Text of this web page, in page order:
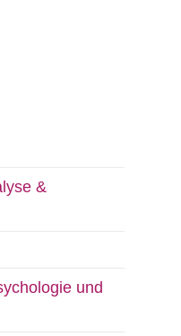
&
und